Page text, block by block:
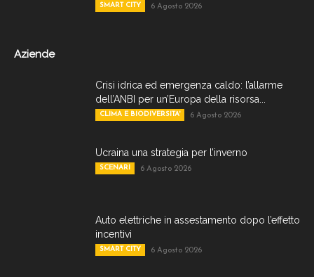
SMART CITY 6 Agosto 2026
Aziende
Crisi idrica ed emergenza caldo: l’allarme
dell’ANBI per un’Europa della risorsa...
CLIMA E BIODIVERSITA' 6 Agosto 2026
Ucraina una strategia per l’inverno
SCENARI 6 Agosto 2026
Auto elettriche in assestamento dopo l’effetto
incentivi
SMART CITY 6 Agosto 2026